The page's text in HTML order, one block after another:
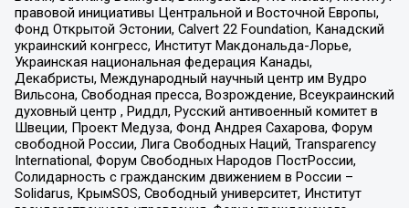
правовой инициативы Центральной и Восточной Европы,
Фонд Открытой Эстонии, Calvert 22 Foundation, Канадский
украинский конгресс, Институт Макдональда-Лорье,
Украинская национальная федерация Канады,
Декабристы, Международный научный центр им Вудро
Вильсона, Свободная пресса, Возрождение, Всеукраинский
духовный центр , Риддл, Русский антивоенный комитет в
Швеции, Проект Медуза, Фонд Андрея Сахарова, Форум
свободной России, Лига Свободных Наций, Transparеncy
International, Форум Свободных Народов ПостРоссии,
Солидарность с гражданским движением в России –
Solidarus, КрымSOS, Свободный университет, Институт